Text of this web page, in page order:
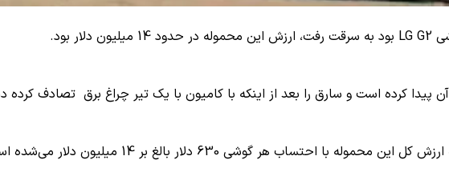
LG G2 بود به سرقت رفت، ارزش این محموله در حدود 14 میلیون دلار بود.
پیدا کرده است و سارق را بعد از اینکه با کامیون با یک تیر چراغ برق تصادف